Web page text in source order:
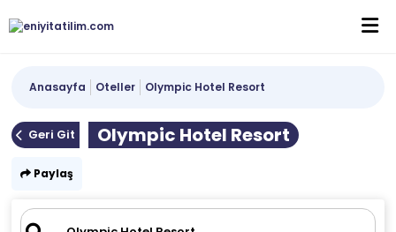
Anasayfa Oteller Olympic Hotel Resort
Geri Git Olympic Hotel Resort
Paylaş